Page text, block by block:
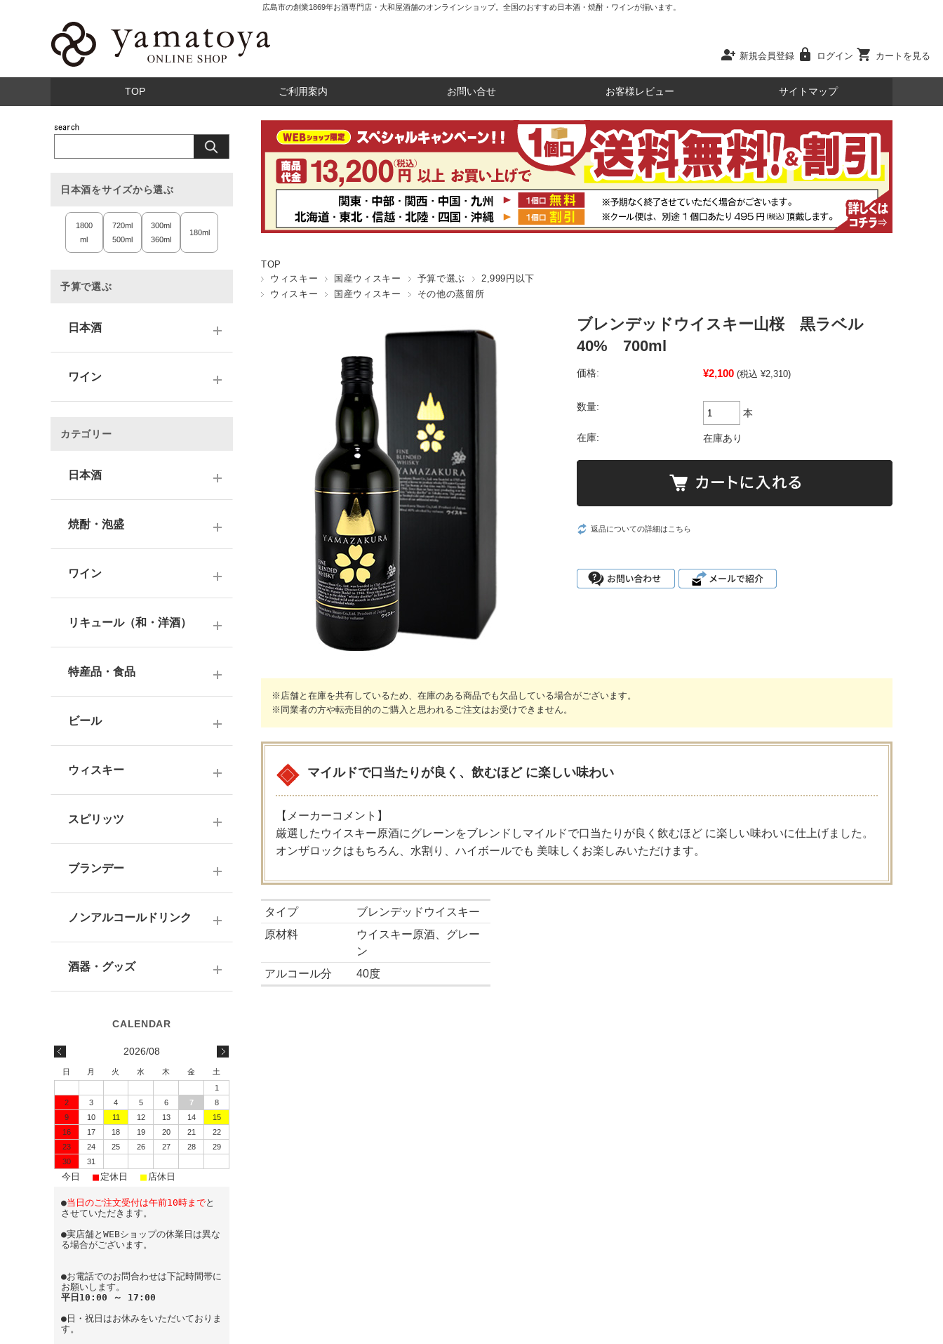
広島市の創業1869年お酒専門店・大和屋酒舗のオンラインショップ。全国のおすすめ日本酒・焼酎・ワインが揃います。
person_add 新規会員登録 lock ログイン shopping_cart カートを見る
TOP ご利用案内 お問い合せ お客様レビュー サイトマップ
TOP
ウィスキー
国産ウィスキー 予算で選ぶ
2,999円以下
ウィスキー
国産ウィスキー その他の蒸留所
ブレンデッドウイスキー山桜 黒ラベル
40% 700ml
価格: ¥2,100 (税込 ¥2,310)
数量:
本
在庫: 在庫あり
返品についての詳細はこちら
※店舗と在庫を共有しているため、在庫のある商品でも欠品している場合がございます。
※同業者の方や転売目的のご購入と思われるご注文はお受けできません。
マイルドで口当たりが良く、飲むほど に楽しい味わい
【メーカーコメント】
厳選したウイスキー原酒にグレーンをブレンドしマイルドで口当たりが良く飲むほど に楽しい味わいに仕上げました。
オンザロックはもちろん、水割り、ハイボールでも 美味しくお楽しみいただけます。
タイプ
ブレンデッドウイスキー
原材料
ウイスキー原酒、グレー
ン
アルコール分
40度
日本酒をサイズから選ぶ
1800
ml
720ml
500ml
300ml
360ml
180ml
予算で選ぶ
日本酒
10,001円～
3000円台
4000円台
5000円台
ワイン
2,001～3,000円
3,001～5,000円
5,001～10,000円
カテゴリー
日本酒
大吟醸酒
純米吟醸酒
吟醸酒
普通酒
お燗酒
にごり酒・発泡・その他
中部・北陸の日本酒
九州の日本酒
日本酒-720ml・500ml
日本酒-300ml・360ml
日本酒-180ml
飲みきりサイズ
焼酎・泡盛
芋焼酎
麦焼酎
米焼酎
黒糖焼酎
ワイン
ドイツワイン
海外産ワイン
赤ワイン
シャンパーニュ
スパークリングワイン
オレンジワイン
リキュール（和・洋酒）
果実酒・その他
シリーズで選ぶ
特産品・食品
おつまみ
健康志向・免疫力アップ
調味料
ビール
ウィスキー
その他ウイスキー
国産洋酒
スピリッツ
ラム
テキーラ
ブランデー
ノンアルコールドリンク
酒器・グッズ
蔵元エコバッグ
2026/08
日 月 火 水 木 金
土
1
2
3 4 5 6 7
8
9
10 11 12 13 14
15
16
17 18 19 20 21
22
23
24 25 26 27 28
29
30
31
今日 ■ 定休日 ■ 店休日
●当日のご注文受付は午前10時までと
させていただきます。
●実店舗とWEBショップの休業日は異な
る場合がございます。
●お電話でのお問合わせは下記時間帯に
お願いします。
平日10:00 ～ 17:00
●日・祝日はお休みをいただいておりま
す。